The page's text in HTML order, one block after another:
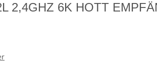
2,4GHZ 6K HOTT